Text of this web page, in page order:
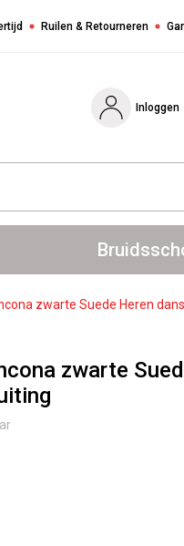
Ruilen & Retourneren
Inloggen
zwarte Suede Heren
zwarte